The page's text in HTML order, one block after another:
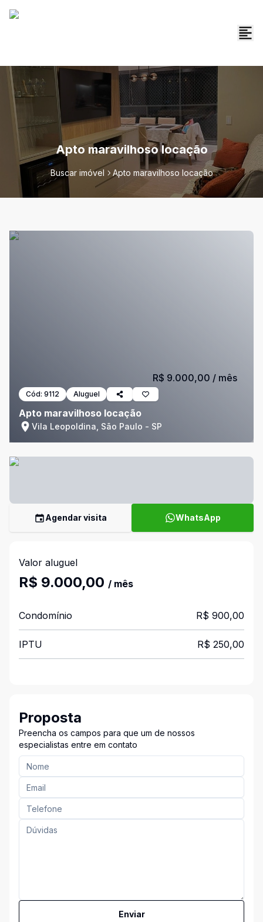
Apto maravilhoso locação
Buscar imóvel Apto maravilhoso locação
Cód: 9112 Aluguel
Apto maravilhoso locação
Vila Leopoldina, São Paulo - SP
R$ 9.000,00 / mês
Agendar visita WhatsApp
Valor aluguel
R$ 9.000,00 / mês
Condomínio R$ 900,00
IPTU R$ 250,00
Proposta
Preencha os campos para que um de nossos
especialistas entre em contato
Enviar